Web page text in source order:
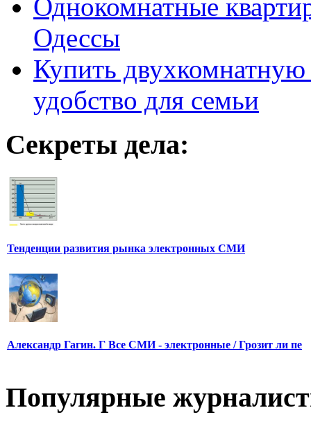
Однокомнатные
Одессы
Купить
удобство для семьи
Секреты дела:
Тенденции развития рынка электронных СМИ
Александр Гагин. Г Все СМИ - электронные / Грозит ли пе
Популярные